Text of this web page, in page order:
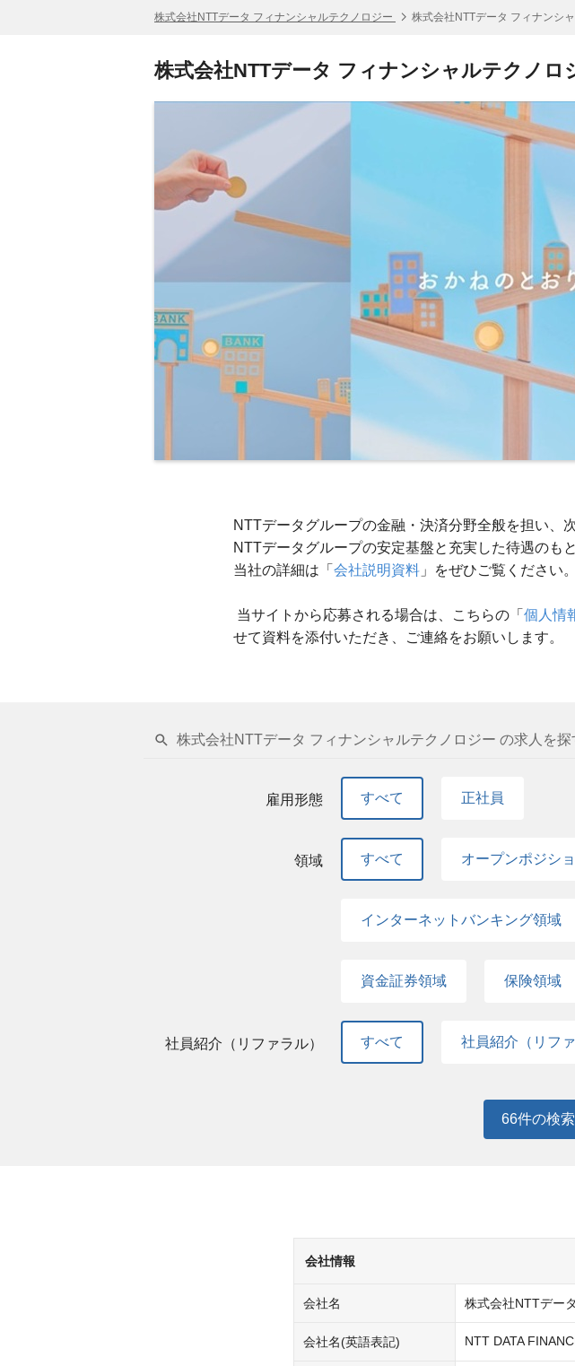
株式会社NTTデータ フィナンシャルテクノロジー 株式会社NTTデータ フィナンシ
株式会社NTTデータ フィナンシャルテクノロ
NTTデータグループの金融・決済分野全般を担い、
NTTデータグループの安定基盤と充実した待遇のも
当社の詳細は「 会社説明資料 」をぜひご覧ください。
当サイトから応募される場合は、こちらの「 個人情
せて資料を添付いただき、ご連絡をお願いします。
株式会社NTTデータ フィナンシャルテクノロジー の求人を探
雇用形態 すべて 正社員
領域 すべて オープンポジシ
インターネットバンキング領域
資金証券領域 保険領域
社員紹介（リファラル） すべて 社員紹介（リファ
66件の検
会社情報
会社名 株式会社NTTデー
会社名(英語表記) NTT DATA